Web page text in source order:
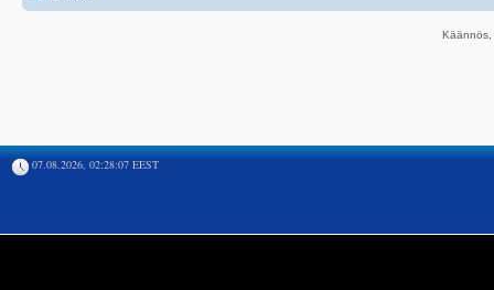
07.08.2026, 02:28:07 EEST